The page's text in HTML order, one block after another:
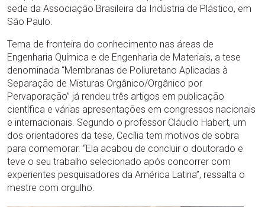
sede da Associação Brasileira da Indústria de Plástico, em
São Paulo.
Tema de fronteira do conhecimento nas áreas de
Engenharia Química e de Engenharia de Materiais, a tese
denominada “Membranas de Poliuretano Aplicadas à
Separação de Misturas Orgânico/Orgânico por
Pervaporação” já rendeu três artigos em publicação
científica e várias apresentações em congressos nacionais
e internacionais. Segundo o professor Cláudio Habert, um
dos orientadores da tese, Cecília tem motivos de sobra
para comemorar. “Ela acabou de concluir o doutorado e
teve o seu trabalho selecionado após concorrer com
experientes pesquisadores da América Latina”, ressalta o
mestre com orgulho.